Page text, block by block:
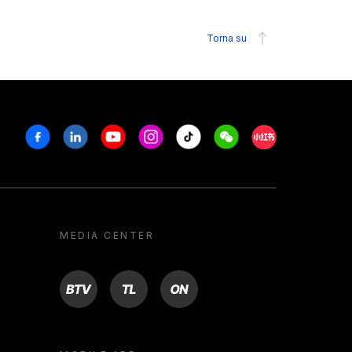
Torna su
FacebookLinkedinYoutubeInstagram
Tiktok WeechatXiaohongshu/
MEDIA CENTER
BTV TL ON